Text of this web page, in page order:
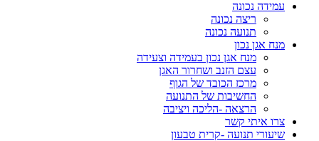
עמידה נכונה
ריצה נכונה
תנועה נכונה
מנח אגן נכון
מנח אגן נכון בעמידה וצעידה
עצם הזנב ושחרור האגן
מרכז הכובד של הגוף
החשיבות של התנועה
הרצאה -הליכה ויציבה
צרו איתי קשר
שיעורי תנועה -קרית טבעון